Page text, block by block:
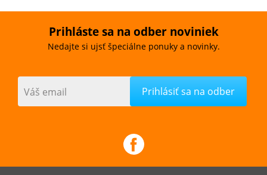
Prihláste sa na odber noviniek
Nedajte si ujsť špeciálne ponuky a novinky.
Váš email